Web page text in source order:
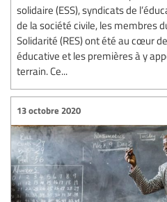
solidaire (ESS), syndicats de
de la société civile, les membres
Solidarité (RES) ont été au cœur
éducative et les premières à y
terrain. Ce...
13 octobre 2020